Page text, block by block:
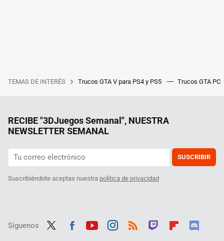
TEMAS DE INTERÉS Trucos GTA V para PS4 y PS5 Trucos GTA PC
RECIBE "3DJuegos Semanal", NUESTRA
NEWSLETTER SEMANAL
SUSCRIBIR
Suscribiéndote aceptas nuestra política de privacidad
Síguenos